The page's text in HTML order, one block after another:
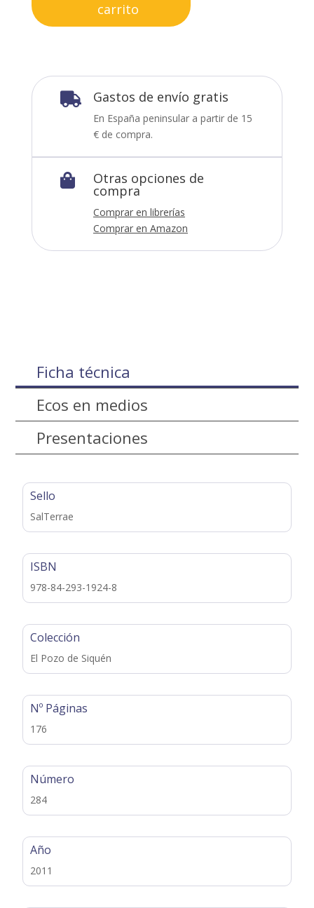
carrito
 Gastos de envío gratis
En España peninsular a partir de 15
€ de compra.
 Otras opciones de
compra
Comprar en librerías
Comprar en Amazon
Ficha técnica
Ecos en medios
Presentaciones
Sello
SalTerrae
ISBN
978-84-293-1924-8
Colección
El Pozo de Siquén
Nº Páginas
176
Número
284
Año
2011